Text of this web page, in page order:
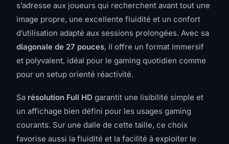
s’adresse aux joueurs qui recherchent avant tout une
image propre, une excellente fluidité et un confort
d’utilisation adapté aux sessions prolongées. Avec sa
diagonale de 27 pouces, il offre un format immersif
et polyvalent, idéal pour le gaming quotidien comme
pour un setup orienté réactivité.
Sa résolution Full HD garantit une lisibilité simple et
un affichage bien défini pour les usages gaming
courants. Sur une dalle de cette taille, ce choix
favorise aussi la fluidité et la facilité à exploiter le